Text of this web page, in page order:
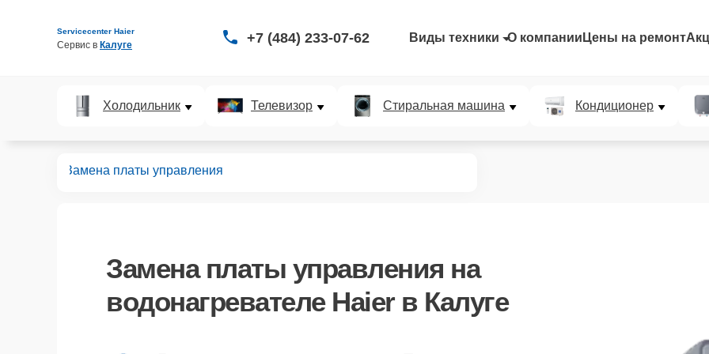
Servicecenter Haier
Сервис в Калуге +7 (484) 233-07-62 Виды техники О компании Цены на ремонт
Холодильник Телевизор Стиральная машина Кондиционер
Замена платы управления
Замена платы управления на
водонагревателе Haier в Калуге